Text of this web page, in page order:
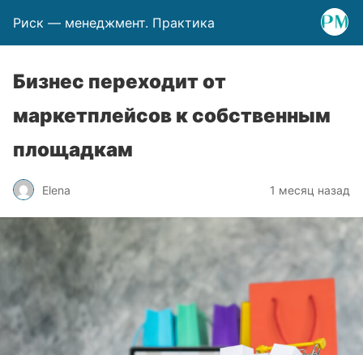
Риск — менеджмент. Практика
Бизнес переходит от
маркетплейсов к собственным
площадкам
Elena 1 месяц назад